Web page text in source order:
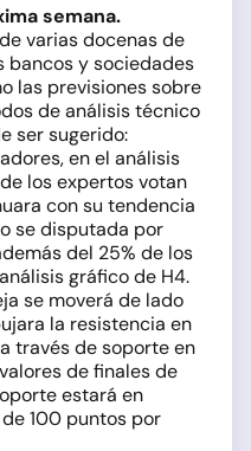
semana.
varias docenas de
bancos y sociedades
las previsiones sobre
de análisis técnico
ser sugerido:
en el análisis
los expertos votan
con su tendencia
se disputada por
del 25% de los
gráfico de H4.
se moverá de lado
la resistencia en
través de soporte en
de finales de
estará en
100 puntos por